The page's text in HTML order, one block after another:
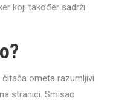
koji također sadrži
ometa razumljivi
stranici. Smisao